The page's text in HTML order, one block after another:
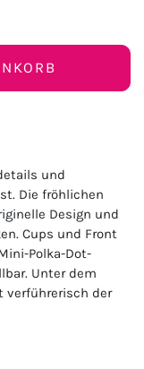
und
Die fröhlichen
Design und
Cups und Front
Polka-Dot-
Unter dem
verführerisch der